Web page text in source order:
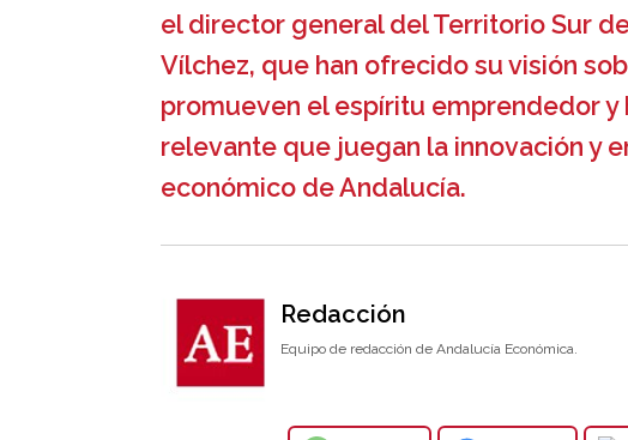
el director general del Territorio Sur
Vílchez, que han ofrecido su visión
promueven el espíritu emprendedor
relevante que juegan la innovación y
económico de Andalucía.
Redacción
Equipo de redacción de Andalucía Económica.